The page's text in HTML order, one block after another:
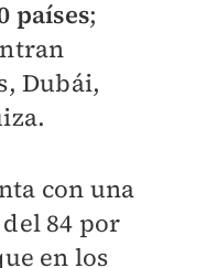
países;
Dubái,
con una
del 84 por
en los